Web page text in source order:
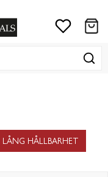
LÅNG HÅLLBARHET